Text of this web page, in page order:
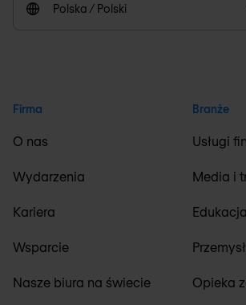
Polska / Polski
Firma
O nas
Wydarzenia
Kariera
Wsparcie
Nasze biura na świecie
Branże
Usługi
Media i
Opieka